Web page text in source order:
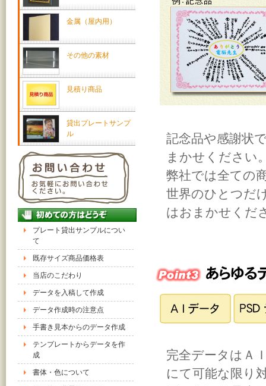
記念品や感謝状
まかせください
弊社では全ての
世界のひとつだ
はおまかせくだ
完全データはＡ
にて可能な限り
金属（屋内用）
その他の素材
見積り商品
貸出プレートサンプ
ル
プレート貸出サンプルについ
て
既存サイズ商品価格表
当店のこだわり
データを入稿して作成
データ作成時の注意点
手書き見本からのデータ作成
テンプレートからデータを作
成
書体・色について